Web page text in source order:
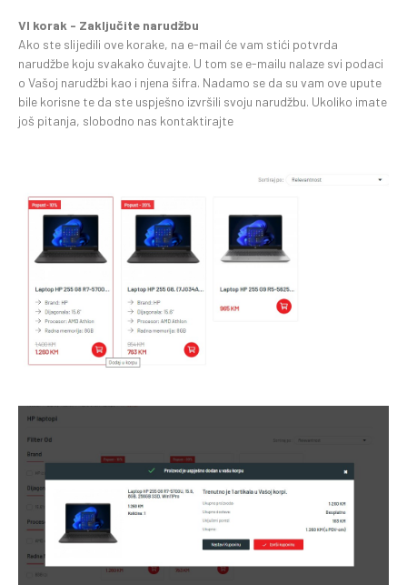
VI korak - Zaključite narudžbu
Ako ste slijedili ove korake, na e-mail će vam stići potvrda
narudžbe koju svakako čuvajte. U tom se e-mailu nalaze svi podaci
o Vašoj narudžbi kao i njena šifra. Nadamo se da su vam ove upute
bile korisne te da ste uspješno izvršili svoju narudžbu. Ukoliko imate
još pitanja, slobodno nas kontaktirajte